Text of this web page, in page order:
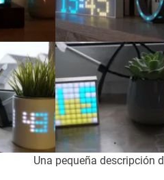
Una pequeña descripción